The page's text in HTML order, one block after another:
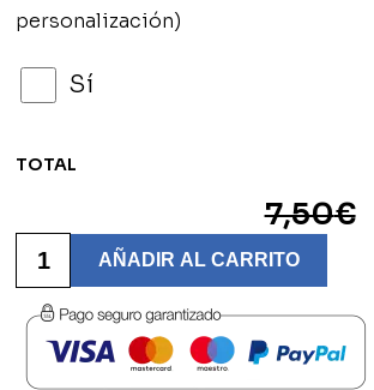
personalización)
Sí
TOTAL
7,50€
Monedero
Modelo
Personalizado
CC
Vedruna
cantidad
AÑADIR AL CARRITO